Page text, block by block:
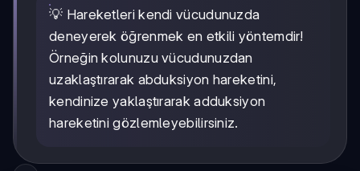
💡 Hareketleri kendi vücudunuzda
deneyerek öğrenmek en etkili yöntemdir!
Örneğin kolunuzu vücudunuzdan
uzaklaştırarak abduksiyon hareketini,
kendinize yaklaştırarak adduksiyon
hareketini gözlemleyebilirsiniz.